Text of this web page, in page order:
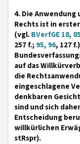
4. Die
Rechts ist in
(vgl.BVerfGE 18, 85
257 f.; 95, 96, 127
auf das
die
eingeschlagene
denkbaren
sind und sich
Entscheidung
willkürlichen
stRspr).